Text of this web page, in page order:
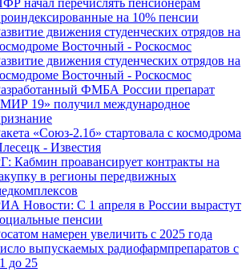
начал перечислять пенсионерам
на 10% пенсии
движения студенческих отрядов на
Восточный - Роскосмос
движения студенческих отрядов на
Восточный - Роскосмос
ФМБА России препарат
19» получил международное
«Союз-2.1б» стартовала с космодрома
- Известия
Кабмин проавансирует контракты на
в регионы передвижных
Новости: С 1 апреля в России вырастут
пенсии
намерен увеличить с 2025 года
выпускаемых радиофармпрепаратов с
до 25